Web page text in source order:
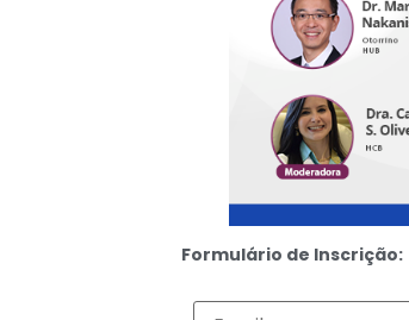
Formulário de Inscrição: